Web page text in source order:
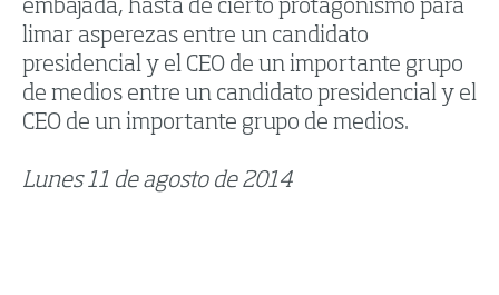
embajada, hasta de cierto protagonismo para
limar asperezas entre un candidato
presidencial y el CEO de un importante grupo
de medios entre un candidato presidencial y el
CEO de un importante grupo de medios.
Lunes 11 de agosto de 2014